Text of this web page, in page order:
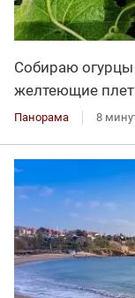
Собираю огурцы
желтеющие
Панорама 8